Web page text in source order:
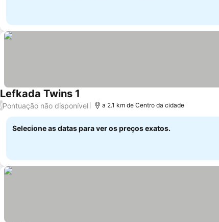
Lefkada Twins 1
/Pontuação não disponível a 2.1 km de Centro da cidade
Selecione as datas para ver os preços exatos.